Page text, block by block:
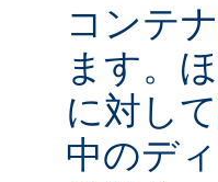
コンテ
ます。
に対し
中のデ